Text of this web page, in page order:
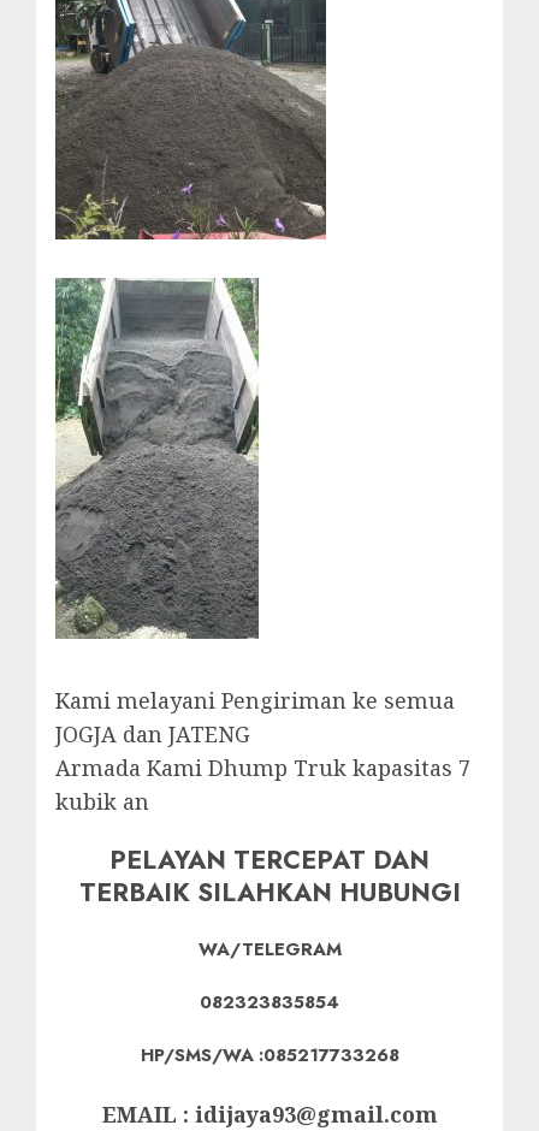
Kami melayani Pengiriman ke semua
JOGJA dan JATENG
Armada Kami Dhump Truk kapasitas 7
kubik an
PELAYAN TERCEPAT DAN
TERBAIK SILAHKAN HUBUNGI
WA/TELEGRAM
082323835854
HP/SMS/WA :085217733268
EMAIL : idijaya93@gmail.com